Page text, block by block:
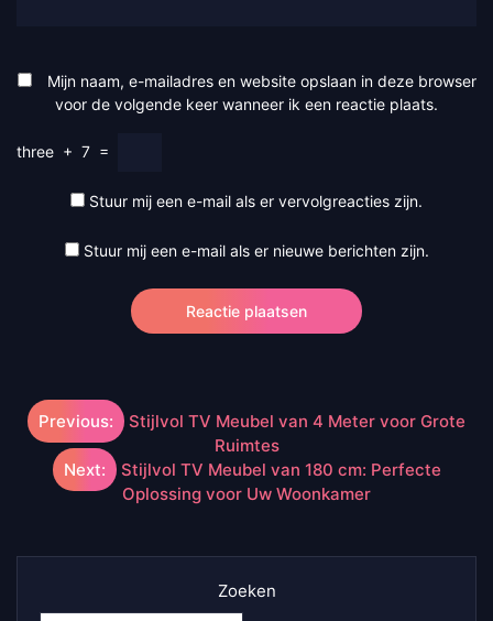
Mijn naam, e-mailadres en website opslaan in deze browser
voor de volgende keer wanneer ik een reactie plaats.
three + 7 =
Stuur mij een e-mail als er vervolgreacties zijn.
Stuur mij een e-mail als er nieuwe berichten zijn.
Berichtnavigatie
Previous:
Stijlvol TV Meubel van 4 Meter voor Grote
Ruimtes
Next:
Stijlvol TV Meubel van 180 cm: Perfecte
Oplossing voor Uw Woonkamer
Zoeken